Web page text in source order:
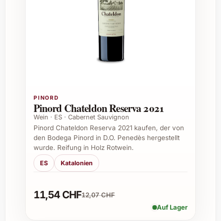
mit optimalen Bedingungen für höchste
Fruchtbetont mit Noten
von Johannisbeere, Kirsche und
dezenten Gewürzen
Tiefes Rubinrot mit violetten
angenehm rund
Passt zu:Leichten bis mittelkräftigen
Speisen wie Geflügel, Pasta oder Käse
Tipps für passende Anlässe
Domaine de l’Ecu Ange 2020 ist ideal, um
verschenken. Hier einige Empfehlungen für
Gelegenheiten, bei denen dieser Wein glänzt:
PINORD
Pinord Chateldon Reserva 2021
Wein · ES · Cabernet Sauvignon
Pinord Chateldon Reserva 2021 kaufen, der von
den Bodega Pinord in D.O. Penedès hergestellt
wurde. Reifung in Holz Rotwein.
ES Katalonien
11,54 CHF12,07 CHF
Auf Lager